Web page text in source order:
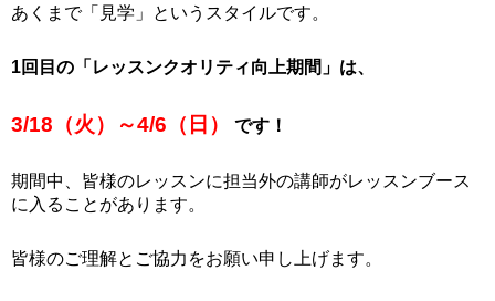
あくまで「見学」というスタイルです。
1回目の「レッスンクオリティ向上期間」は、
3/18（火）～4/6（日） です！
期間中、皆様のレッスンに担当外の講師がレッスンブース
に入ることがあります。
皆様のご理解とご協力をお願い申し上げます。